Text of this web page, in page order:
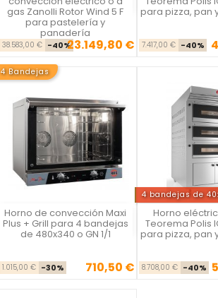
gas Zanolli Rotor Wind 5 F
para pastelería y
panadería
Precio base
38.583,00 € -40% Precio
23.149,80 €
para pizza, pan
7.417,00 € -40%
4 Bandejas
Horno de convección Maxi
Plus + Grill para 4 bandejas
de 480x340 o GN 1/1
Precio base
1.015,00 € -30% Precio
710,50 €

Vista rápida
4 bandejas de
Horno
Teorema Polis
para pizza, pan
8.708,00 € -40%
Vista